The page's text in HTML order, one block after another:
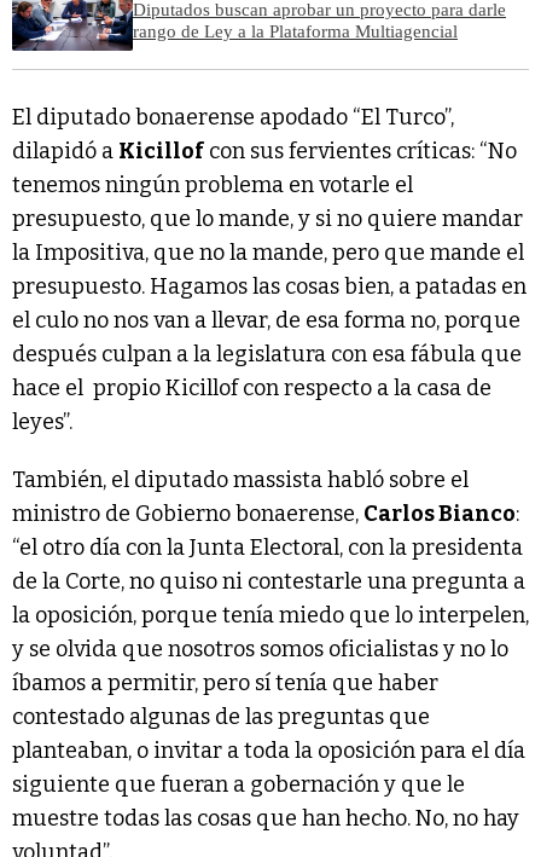
Diputados buscan aprobar un proyecto para darle
rango de Ley a la Plataforma Multiagencial
El diputado bonaerense apodado “El Turco”,
dilapidó a Kicillofcon sus fervientes críticas: “No
tenemos ningún problema en votarle el
presupuesto, que lo mande, y si no quiere mandar
la Impositiva, que no la mande, pero que mande el
presupuesto. Hagamos las cosas bien, a patadas en
el culo no nos van a llevar, de esa forma no, porque
después culpan a la legislatura con esa fábula que
hace el propio Kicillof con respecto a la casa de
leyes”.
También, el diputado massista habló sobre el
ministro de Gobierno bonaerense, Carlos Bianco:
“el otro día con la Junta Electoral, con la presidenta
de la Corte, no quiso ni contestarle una pregunta a
la oposición, porque tenía miedo que lo interpelen,
y se olvida que nosotros somos oficialistas y no lo
íbamos a permitir, pero sí tenía que haber
contestado algunas de las preguntas que
planteaban, o invitar a toda la oposición para el día
siguiente que fueran a gobernación y que le
muestre todas las cosas que han hecho. No, no hay